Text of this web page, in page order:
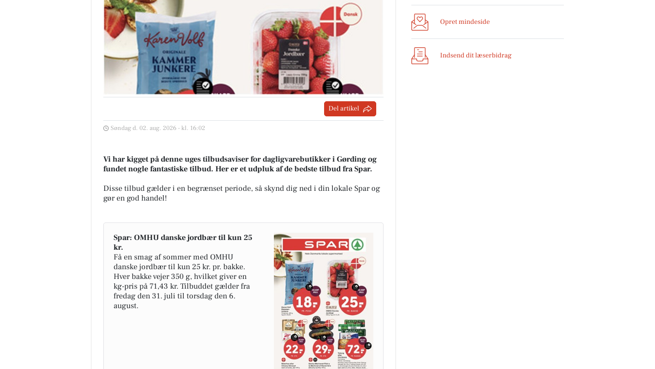
Del artikel
Søndag d. 02. aug. 2026 - kl. 16:02
Vi har kigget på denne uges tilbudsaviser for dagligvarebutikker i Gørding og
fundet nogle fantastiske tilbud. Her er et udpluk af de bedste tilbud fra Spar.
Disse tilbud gælder i en begrænset periode, så skynd dig ned i din lokale Spar og
gør en god handel!
Spar: OMHU danske jordbær til kun 25
kr.
Få en smag af sommer med OMHU
danske jordbær til kun 25 kr. pr. bakke.
Hver bakke vejer 350 g, hvilket giver en
kg-pris på 71,43 kr. Tilbuddet gælder fra
fredag den 31. juli til torsdag den 6.
august.
Opret mindeside
Indsend dit læserbidrag